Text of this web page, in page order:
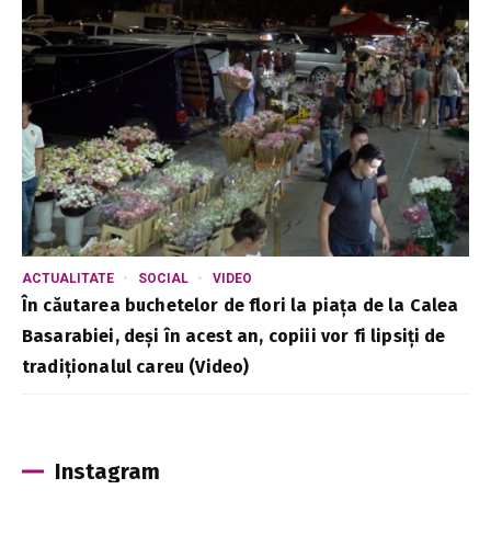
ACTUALITATE SOCIAL VIDEO
În căutarea buchetelor de flori la piața de la Calea
Basarabiei, deși în acest an, copiii vor fi lipsiți de
tradiționalul careu (Video)
Instagram